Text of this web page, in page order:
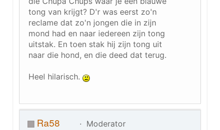
tong van krijgt? D'r was eerst zo'n
reclame dat zo'n jongen die in zijn
mond had en naar iedereen zijn tong
uitstak. En toen stak hij zijn tong uit
naar die hond, en die deed dat terug.
Heel hilarisch.
Ra58
Moderator